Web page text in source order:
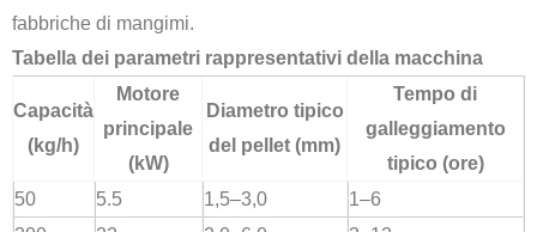
fabbriche di mangimi.
Tabella dei parametri rappresentativi della macchina
Capacità
(kg/h)
Motore
principale
(kW)
Diametro tipico
del pellet (mm)
Tempo di
galleggiamento
tipico (ore)
50
5.5 1,5–3,0
1–6